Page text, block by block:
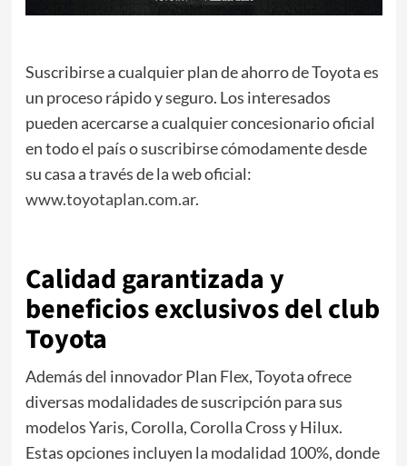
Suscribirse a cualquier plan de ahorro de Toyota es
un proceso rápido y seguro. Los interesados
pueden acercarse a cualquier concesionario oficial
en todo el país o suscribirse cómodamente desde
su casa a través de la web oficial:
www.toyotaplan.com.ar.
Calidad garantizada y
beneficios exclusivos del club
Toyota
Además del innovador Plan Flex, Toyota ofrece
diversas modalidades de suscripción para sus
modelos Yaris, Corolla, Corolla Cross y Hilux.
Estas opciones incluyen la modalidad 100%, donde